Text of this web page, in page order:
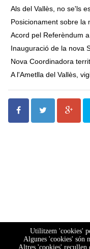
Als del Vallès, no se'ls
Posicionament sobre la
Acord pel Referèndum
Inauguració de la nova
Nova Coordinadora
A l'Ametlla del Vallès,
Utilitzem 'cookies'
Algunes 'cookies' són
Altres 'cookies' recullen